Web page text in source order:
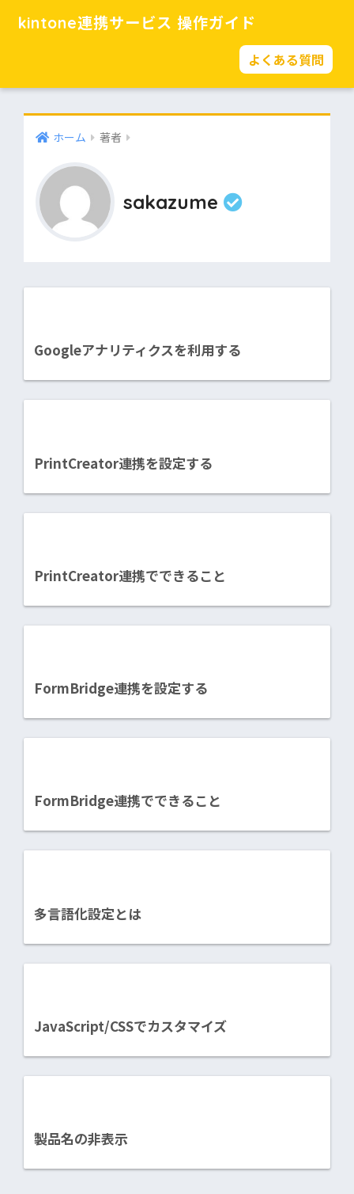
kintone連携サービス 操作ガイド
よくある質問
ホーム 著者
sakazume
Googleアナリティクスを利用する
PrintCreator連携を設定する
PrintCreator連携でできること
FormBridge連携を設定する
FormBridge連携でできること
多言語化設定とは
JavaScript/CSSでカスタマイズ
製品名の非表示